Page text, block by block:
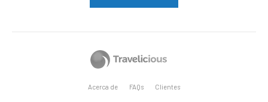
Acerca de FAQs Clientes